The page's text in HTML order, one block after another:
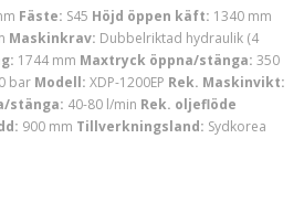
Fäste: S45 Höjd öppen käft: 1340 mm
Maskinkrav: Dubbelriktad hydraulik (4
1744 mm Maxtryck öppna/stänga: 350
bar Modell: XDP-1200EP Rek. Maskinvikt:
stänga: 40-80 l/min Rek. oljeflöde
900 mm Tillverkningsland: Sydkorea